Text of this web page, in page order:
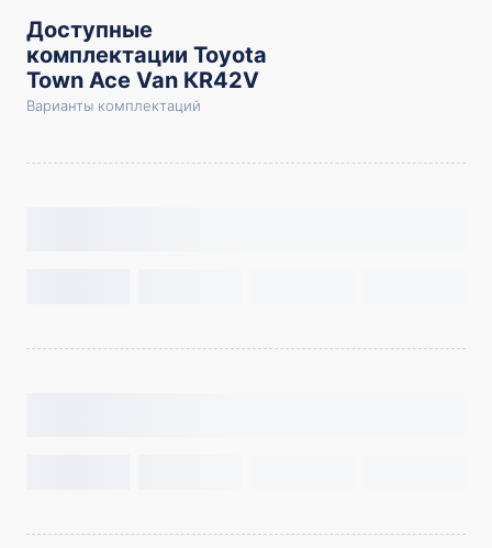
Доступные
комплектации Toyota
Town Ace Van КR42V
Варианты комплектаций